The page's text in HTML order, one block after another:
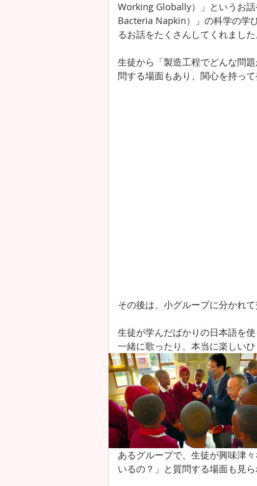
Working Globally）」というお
Bacteria Napkin）」の科学の学
るお話をたくさんしてくれました
生徒から「製造工程でどんな問
問する場面もあり、関心を持って
その後は、小グループに分かれて
生徒が学んだばかりの日本語を
一緒に歌ったり、本当に楽しいひ
あるグループで、生徒が興味津
いるの？」と質問する場面も見ら